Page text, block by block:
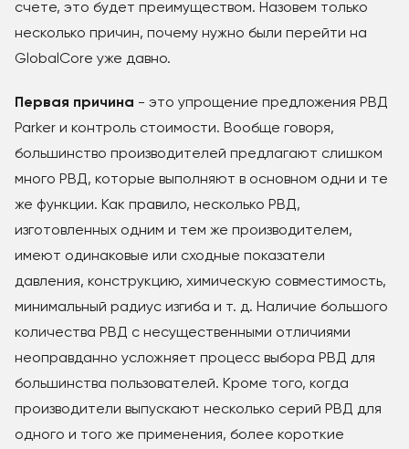
счете, это будет преимуществом. Назовем только
несколько причин, почему нужно были перейти на
GlobalCore уже давно.
Первая причина - это упрощение предложения РВД
Parker и контроль стоимости. Вообще говоря,
большинство производителей предлагают слишком
много РВД, которые выполняют в основном одни и те
же функции. Как правило, несколько РВД,
изготовленных одним и тем же производителем,
имеют одинаковые или сходные показатели
давления, конструкцию, химическую совместимость,
минимальный радиус изгиба и т. д. Наличие большого
количества РВД с несущественными отличиями
неоправданно усложняет процесс выбора РВД для
большинства пользователей. Кроме того, когда
производители выпускают несколько серий РВД для
одного и того же применения, более короткие